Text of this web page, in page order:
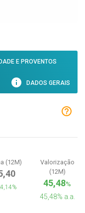
E PROVENTOS
DADOS GERAIS
(12M)
Valorização
(12M)
45,48%
45,48% a.a.